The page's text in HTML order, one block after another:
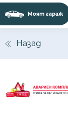
Моят гараж
Назад